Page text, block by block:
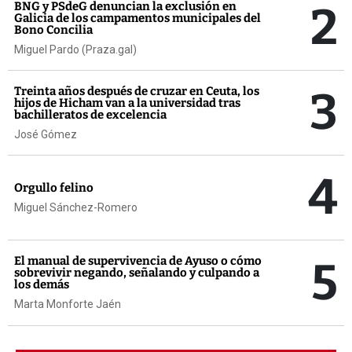
BNG y PSdeG denuncian la exclusión en
Galicia de los campamentos municipales del
Bono Concilia
Miguel Pardo (Praza.gal) 2
Treinta años después de cruzar en Ceuta, los
hijos de Hicham van a la universidad tras
bachilleratos de excelencia
José Gómez 3
Orgullo felino
Miguel Sánchez-Romero 4
El manual de supervivencia de Ayuso o cómo
sobrevivir negando, señalando y culpando a
los demás
Marta Monforte Jaén 5